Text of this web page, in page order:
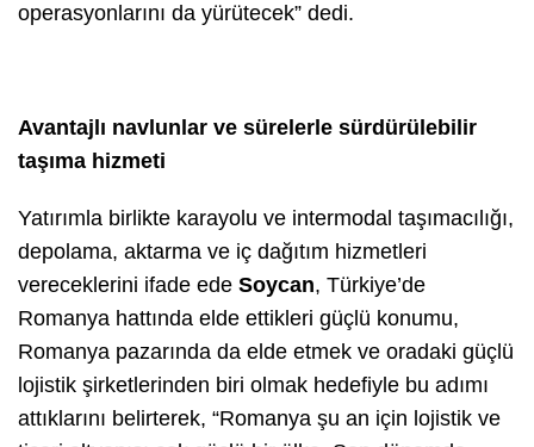
operasyonlarını da yürütecek” dedi.
Avantajlı navlunlar ve sürelerle sürdürülebilir
taşıma hizmeti
Yatırımla birlikte karayolu ve intermodal taşımacılığı,
depolama, aktarma ve iç dağıtım hizmetleri
vereceklerini ifade ede Soycan, Türkiye’de
Romanya hattında elde ettikleri güçlü konumu,
Romanya pazarında da elde etmek ve oradaki güçlü
lojistik şirketlerinden biri olmak hedefiyle bu adımı
attıklarını belirterek, “Romanya şu an için lojistik ve